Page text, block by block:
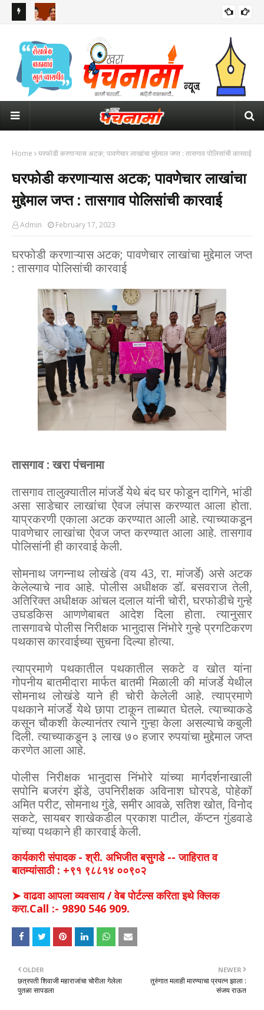
अध्यक्षपदासाठी आता 4 नावांची चर्चा
Home घरफोडी करणाऱ्यास अटक; पावणेचार लाखांचा मुद्देमाल जप्त : तासगाव पोलिसांची कारवाई
घरफोडी करणाऱ्यास अटक; पावणेचार लाखांचा
मुद्देमाल जप्त : तासगाव पोलिसांची कारवाई
Admin February 17, 2023
घरफोडी करणाऱ्यास अटक; पावणेचार लाखांचा मुद्देमाल जप्त
: तासगाव पोलिसांची कारवाई
तासगाव : खरा पंचनामा
तासगाव तालुक्यातील मांजर्डे येथे बंद घर फोडून दागिने, भांडी
असा साडेचार लाखांचा ऐवज लंपास करण्यात आला होता.
याप्रकरणी एकाला अटक करण्यात आली आहे. त्याच्याकडून
पावणेचार लाखांचा ऐवज जप्त करण्यात आला आहे. तासगाव
पोलिसांनी ही कारवाई केली.
सोमनाथ जगन्नाथ लोखंडे (वय 43, रा. मांजर्डे) असे अटक
केलेल्याचे नाव आहे. पोलीस अधीक्षक डॉ. बसवराज तेली,
अतिरिक्त अधीक्षक आंचल दलाल यांनी चोरी, घरफोडीचे गुन्हे
उघडकिस आणणेबाबत आदेश दिला होता. त्यानुसार
तासगावचे पोलीस निरीक्षक भानुदास निंभोरे गुन्हे प्रगटिकरण
पथकास कारवाईच्या सुचना दिल्या होत्या.
त्याप्रमाणे पथकातील पथकातील सकटे व खोत यांना
गोपनीय बातमीदारा मार्फत बातमी मिळाली की मांजर्डे येथील
सोमनाथ लोखंडे याने ही चोरी केलेली आहे. त्याप्रमाणे
पथकाने मांजर्डे येथे छापा टाकून ताब्यात घेतले. त्याच्याकडे
कसून चौकशी केल्यानंतर त्याने गुन्हा केला असल्याचे कबुली
दिली. त्याच्याकडून ३ लाख ७० हजार रुपयांचा मुद्देमाल जप्त
करणेत आला आहे.
पोलीस निरीक्षक भानुदास निंभोरे यांच्या मार्गदर्शनाखाली
सपोनि बजरंग झेंडे, उपनिरीक्षक अविनाश घोरपडे, पोहेकॉ
अमित परीट, सोमनाथ गुंडे, समीर आवळे, सतिश खोत, विनोद
सकटे, सायबर शाखेकडील प्रकाश पाटील, कॅप्टन गुंडवाडे
यांच्या पथकाने ही कारवाई केली.
कार्यकारी संपादक - श्री. अभिजीत बसुगडे -- जाहिरात व
बातम्यांसाठी : +९१ ९८८१४ ००९०२
➤ वाढवा आपला व्यवसाय / वेब पोर्टल्स करिता इथे क्लिक
करा.Call :- 9890 546 909.
NEWER
तुरुंगात मलाही मारण्याचा प्रयत्न झाला :
संजय राऊत
OLDER
छत्रपती शिवाजी महाराजांचा चोरीला गेलेला
पुतळा सापडला